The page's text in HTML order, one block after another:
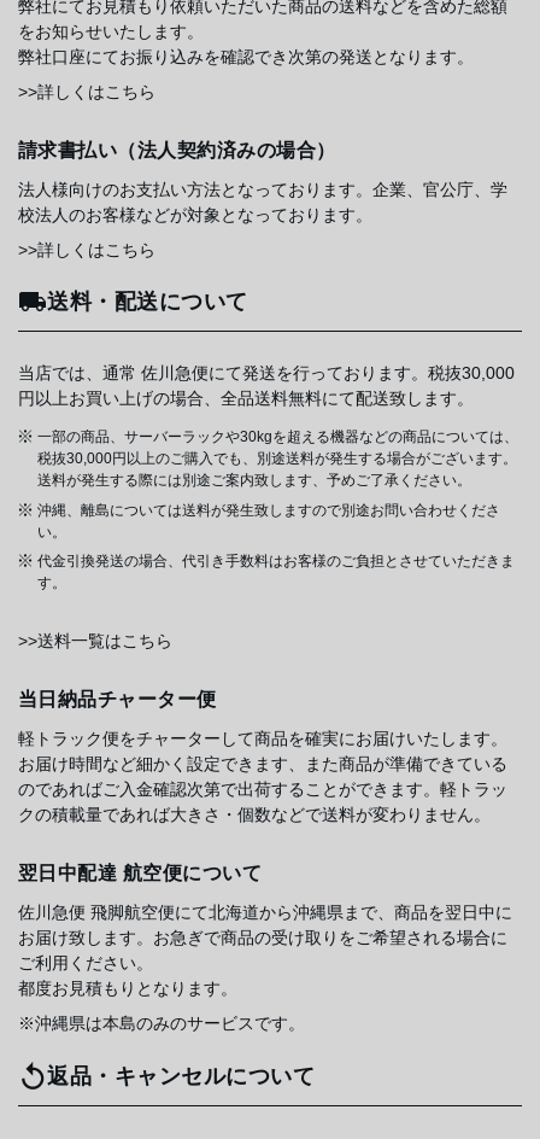
弊社にてお見積もり依頼いただいた商品の送料などを含めた総額
をお知らせいたします。
弊社口座にてお振り込みを確認でき次第の発送となります。
>>詳しくはこちら
請求書払い（法人契約済みの場合）
法人様向けのお支払い方法となっております。企業、官公庁、学
校法人のお客様などが対象となっております。
>>詳しくはこちら
送料・配送について
当店では、通常 佐川急便にて発送を行っております。税抜30,000
円以上お買い上げの場合、全品送料無料にて配送致します。
一部の商品、サーバーラックや30kgを超える機器などの商品については、
税抜30,000円以上のご購入でも、別途送料が発生する場合がございます。
送料が発生する際には別途ご案内致します、予めご了承ください。
沖縄、離島については送料が発生致しますので別途お問い合わせくださ
い。
代金引換発送の場合、代引き手数料はお客様のご負担とさせていただきま
す。
>>送料一覧はこちら
当日納品チャーター便
軽トラック便をチャーターして商品を確実にお届けいたします。
お届け時間など細かく設定できます、また商品が準備できている
のであればご入金確認次第で出荷することができます。軽トラッ
クの積載量であれば大きさ・個数などで送料が変わりません。
翌日中配達 航空便について
佐川急便 飛脚航空便にて北海道から沖縄県まで、商品を翌日中に
お届け致します。お急ぎで商品の受け取りをご希望される場合に
ご利用ください。
都度お見積もりとなります。
※沖縄県は本島のみのサービスです。
返品・キャンセルについて